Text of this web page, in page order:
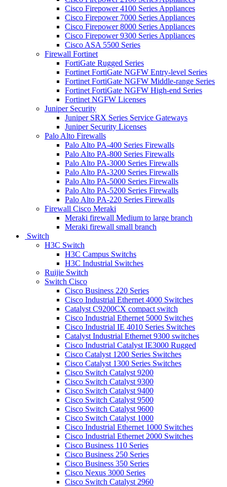
Cisco Firepower 4100 Series Appliances
Cisco Firepower 7000 Series Appliances
Cisco Firepower 8000 Series Appliances
Cisco Firepower 9300 Series Appliances
Cisco ASA 5500 Series
Firewall Fortinet
FortiGate Rugged Series
Fortinet FortiGate NGFW Entry-level Series
Fortinet FortiGate NGFW Middle-range Series
Fortinet FortiGate NGFW High-end Series
Fortinet NGFW Licenses
Juniper Security
Juniper SRX Series Service Gateways
Juniper Security Licenses
Palo Alto Firewalls
Palo Alto PA-400 Series Firewalls
Palo Alto PA-800 Series Firewalls
Palo Alto PA-3000 Series Firewalls
Palo Alto PA-3200 Series Firewalls
Palo Alto PA-5000 Series Firewalls
Palo Alto PA-5200 Series Firewalls
Palo Alto PA-220 Series Firewalls
Firewall Cisco Meraki
Meraki firewall Medium to large branch
Meraki firewall small branch
Switch
H3C Switch
H3C Campus Switchs
H3C Industrial Switches
Ruijie Switch
Switch Cisco
Cisco Business 220 Series
Cisco Industrial Ethernet 4000 Switches
Catalyst C9200CX compact switch
Cisco Industrial Ethernet 5000 Switches
Cisco Industrial IE 4010 Series Switches
Catalyst Industrial Ethernet 9300 switches
Cisco Industrial Catalyst IE3000 Rugged
Cisco Catalyst 1200 Series Switches
Cisco Catalyst 1300 Series Switches
Cisco Switch Catalyst 9200
Cisco Switch Catalyst 9300
Cisco Switch Catalyst 9400
Cisco Switch Catalyst 9500
Cisco Switch Catalyst 9600
Cisco Switch Catalyst 1000
Cisco Industrial Ethernet 1000 Switches
Cisco Industrial Ethernet 2000 Switches
Cisco Business 110 Series
Cisco Business 250 Series
Cisco Business 350 Series
Cisco Nexus 3000 Series
Cisco Switch Catalyst 2960